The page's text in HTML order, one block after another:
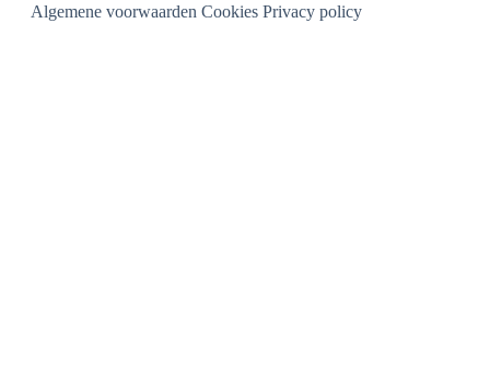
Algemene voorwaarden Cookies Privacy policy